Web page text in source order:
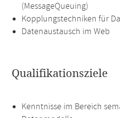
(MessageQueuing)
Kopplungstechniken für
Datenaustausch im Web
Qualifikationsziele
Kenntnisse im Bereich